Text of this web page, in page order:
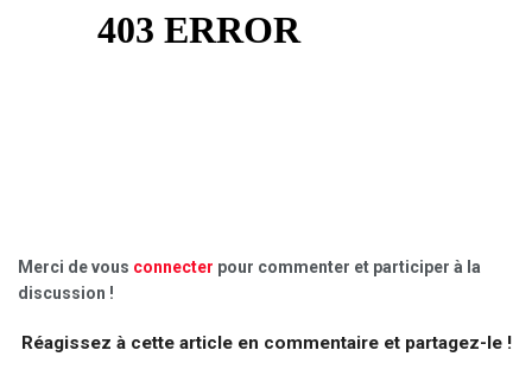
Merci de vous connecter pour commenter et participer à la
discussion !
Réagissez à cette article en commentaire et partagez-le !